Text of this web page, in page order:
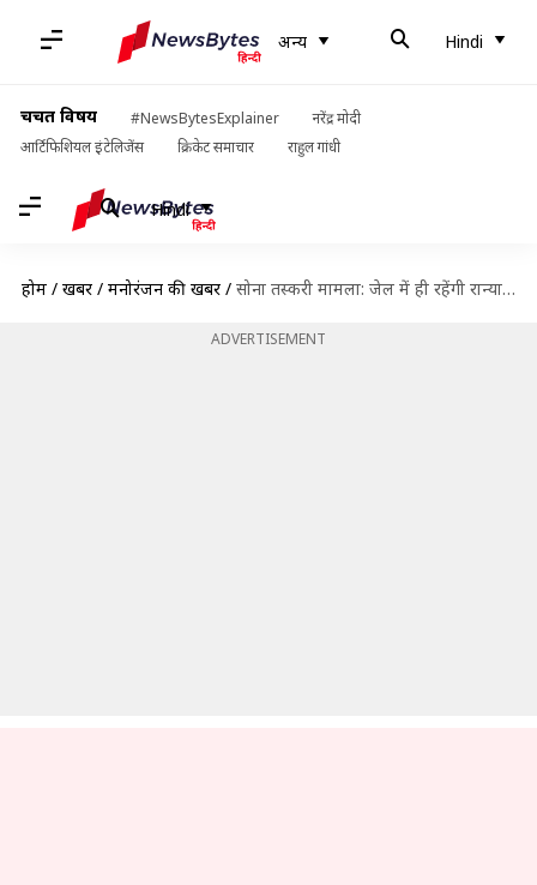
अन्य Hindi
चर्चित विषय #NewsBytesExplainer
नरेंद्र मोदी
आर्टिफिशियल इंटेलिजेंस
क्रिकेट समाचार राहुल गांधी
Hindi
होम / खबरें / मनोरंजन की खबरें / सोना तस्करी मामला: जेल में ही रहेंगी रान्या राव, बेंगलुरू कोर्ट ने खारिज की जमानत याचिका
ADVERTISEMENT